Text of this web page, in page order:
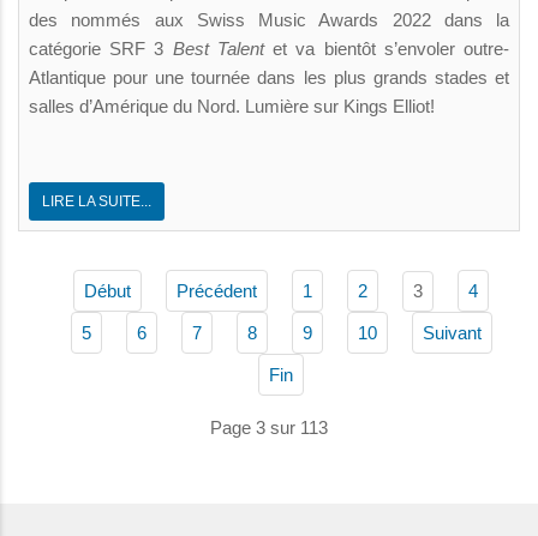
des nommés aux Swiss Music Awards 2022 dans la
catégorie SRF 3 Best Talentet va bientôt s’envoler outre-
Atlantique pour une tournée dans les plus grands stades et
salles d’Amérique du Nord. Lumière sur Kings Elliot!
LIRE LA SUITE...
Début Précédent 1 2 3 4
5 6 7 8 9 10 Suivant
Fin
Page 3 sur 113